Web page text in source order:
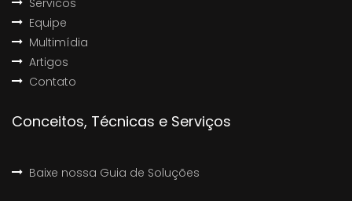
Servicos
Equipe
Multimídia
Artigos
Contato
Conceitos, Técnicas e Serviços
Baixe nossa Guia de Soluções